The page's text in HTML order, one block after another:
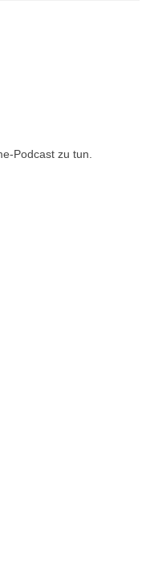
Podcast zu tun.